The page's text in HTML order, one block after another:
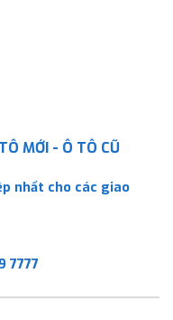
MỚI - Ô TÔ CŨ
nhất cho các giao
7777